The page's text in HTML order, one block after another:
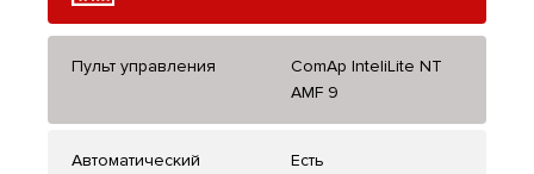
Пульт управления
ComAp InteliLite NT
AMF 9
Автоматический
Есть